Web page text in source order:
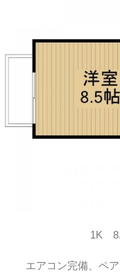
1K
エアコン完備、ペ